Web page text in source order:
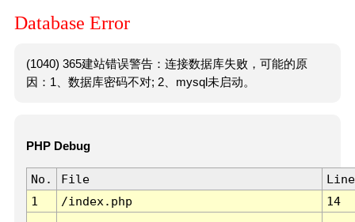
Database Error
(1040) 365建站错误警告：连接数据库失败，可能的原
因：1、数据库密码不对; 2、mysql未启动。
PHP Debug
No. File
Line
1
/index.php 14